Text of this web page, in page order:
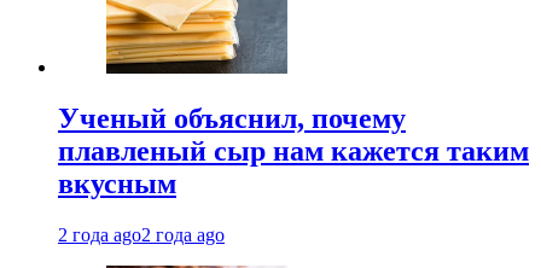
Ученый объяснил, почему
плавленый сыр нам кажется таким
вкусным
2 года ago2 года ago